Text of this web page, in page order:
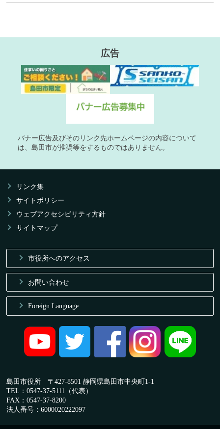
広告
バナー広告及びそのリンク先ホームページの内容について
は、島田市が推奨等をするものではありません。
リンク集
サイトポリシー
ウェブアクセシビリティ方針
サイトマップ
市役所へのアクセス
お問い合わせ
Foreign Language
島田市役所 〒427-8501 静岡県島田市中央町1-1
TEL：0547-37-5111（代表）
FAX：0547-37-8200
法人番号：6000020222097